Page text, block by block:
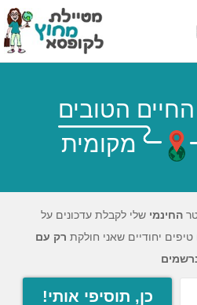
הטובים
מקומית
החינמי שלי לקבלת עדכונים על
יחודיים שאני חולקת רק עם
כן, תוסיפי אותי!